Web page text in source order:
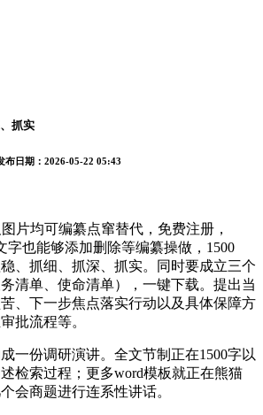
抓实
布日期：2026-05-22 05:43
均可编纂点窜替代，免费注册，
字也能够添加删除等编纂操做，1500
、抓细、抓深、抓实。同时要成立三个
清单、使命清单），一键下载。提出当
、下一步焦点落实行动以及具体保障方
批流程等。
份调研演讲。全文节制正在1500字以
检索过程；更多word模板就正在熊猫
会商题进行连系性讲话。